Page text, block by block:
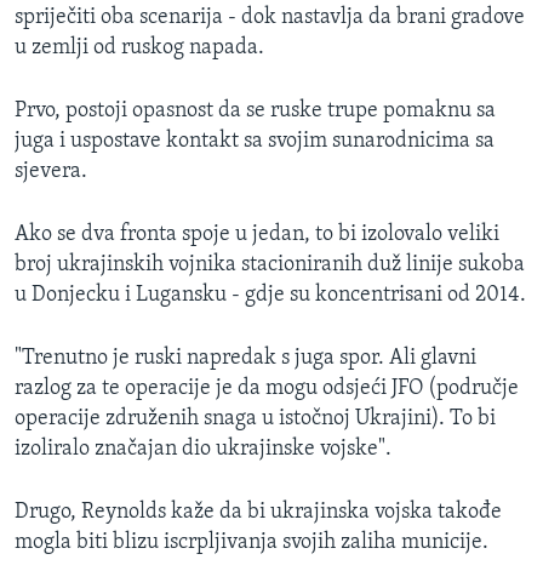
spriječiti oba scenarija - dok nastavlja da brani gradove
u zemlji od ruskog napada.
Prvo, postoji opasnost da se ruske trupe pomaknu sa
juga i uspostave kontakt sa svojim sunarodnicima sa
sjevera.
Ako se dva fronta spoje u jedan, to bi izolovalo veliki
broj ukrajinskih vojnika stacioniranih duž linije sukoba
u Donjecku i Lugansku - gdje su koncentrisani od 2014.
"Trenutno je ruski napredak s juga spor. Ali glavni
razlog za te operacije je da mogu odsjeći JFO (područje
operacije združenih snaga u istočnoj Ukrajini). To bi
izoliralo značajan dio ukrajinske vojske".
Drugo, Reynolds kaže da bi ukrajinska vojska takođe
mogla biti blizu iscrpljivanja svojih zaliha municije.